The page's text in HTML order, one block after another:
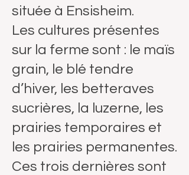
située à Ensisheim.
Les cultures présentes
sur la ferme sont : le maïs
grain, le blé tendre
d’hiver, les betteraves
sucrières, la luzerne, les
prairies temporaires et
les prairies permanentes.
Ces trois dernières sont